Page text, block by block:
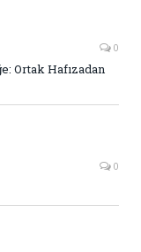
0
Ortak Hafızadan
0